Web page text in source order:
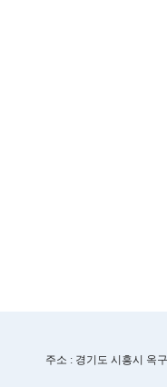
주소 : 경기도 시흥시 옥